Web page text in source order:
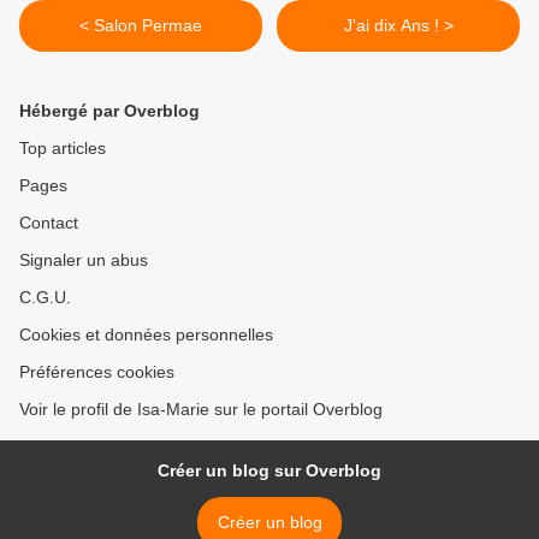
< Salon Permae J'ai dix Ans ! >
Hébergé par Overblog
Top articles
Pages
Contact
Signaler un abus
C.G.U.
Cookies et données personnelles
Préférences cookies
Voir le profil de Isa-Marie sur le portail Overblog
Créer un blog sur Overblog
Créer un blog